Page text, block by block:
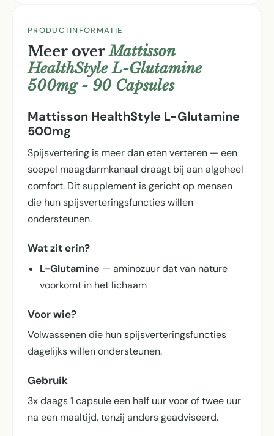
PRODUCTINFORMATIE
Meer overMattisson
HealthStyle L-Glutamine
500mg - 90 Capsules
Mattisson HealthStyle L-Glutamine
500mg
Spijsvertering is meer dan eten verteren — een
soepel maagdarmkanaal draagt bij aan algeheel
comfort. Dit supplement is gericht op mensen
die hun spijsverterings­functies willen
ondersteunen.
Wat zit erin?
L-Glutamine — aminozuur dat van nature
voorkomt in het lichaam
Voor wie?
Volwassenen die hun spijsverterings­functies
dagelijks willen ondersteunen.
Gebruik
3x daags 1 capsule een half uur voor of twee uur
na een maaltijd, tenzij anders geadviseerd.